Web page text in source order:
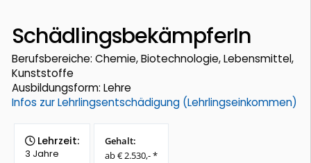
SchädlingsbekämpferIn
Berufsbereiche: Chemie, Biotechnologie, Lebensmittel,
Kunststoffe
Ausbildungsform: Lehre
Infos zur Lehrlingsentschädigung (Lehrlingseinkommen)
Lehrzeit:
3 Jahre
Gehalt:
ab € 2.530,- *